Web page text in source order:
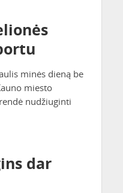
minės dieną be
miesto
nudžiuginti
dar